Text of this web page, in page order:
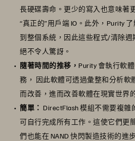
長硬碟壽命。更少的寫入也意味著
“真正的”用戶端 IO。此外，Purity
到整個系統，因此這些程式/清除
絕不令人驚訝。
隨著時間的推移， Purity 會執行軟
務， 因此軟體可透過彙整和分析軟
而改善，進而改善軟體在現實世界
簡單： DirectFlash 模組不需要複雜
可自行完成所有工作。這使它們更
們也能在 NAND 快閃製造技術的進